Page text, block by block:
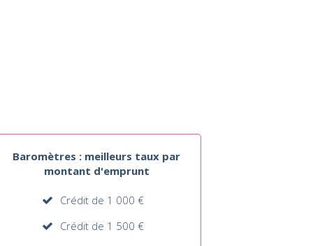
Baromètres : meilleurs taux par
montant d'emprunt
Crédit de 1 000 €
Crédit de 1 500 €